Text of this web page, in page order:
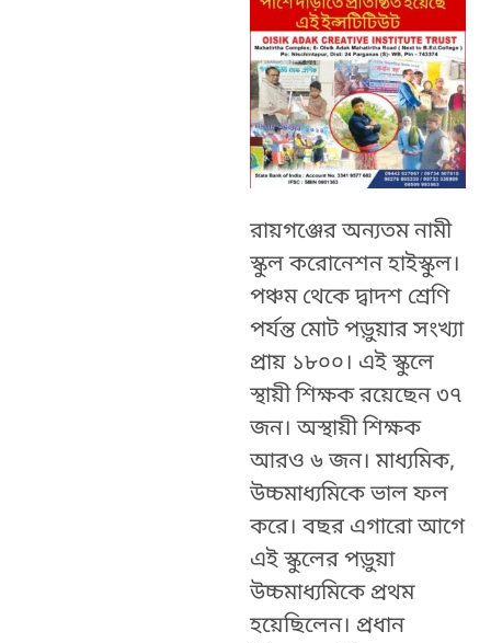
রায়গঞ্জের অন্যতম নামী
স্কুল করোনেশন হাইস্কুল।
পঞ্চম থেকে দ্বাদশ শ্রেণি
পর্যন্ত মোট পড়ুয়ার সংখ্যা
প্রায় ১৮০০। এই স্কুলে
স্থায়ী শিক্ষক রয়েছেন ৩৭
জন। অস্থায়ী শিক্ষক
আরও ৬ জন। মাধ্যমিক,
উচ্চমাধ্যমিকে ভাল ফল
করে। বছর এগারো আগে
এই স্কুলের পড়ুয়া
উচ্চমাধ্যমিকে প্রথম
হয়েছিলেন। প্রধান